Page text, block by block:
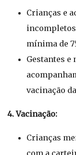
Crianças e
mínima de
Gestantes
vacinação
4. Vacinação:
Crianças
com a